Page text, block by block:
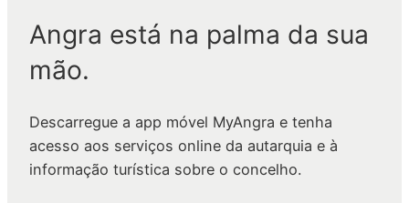
Angra está na palma da sua
mão.
Descarregue a app móvel MyAngra e tenha
acesso aos serviços online da autarquia e à
informação turística sobre o concelho.